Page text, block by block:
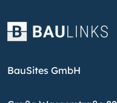
BauSites GmbH